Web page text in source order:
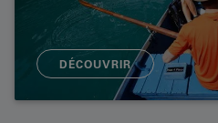
DÉCOUVRIR